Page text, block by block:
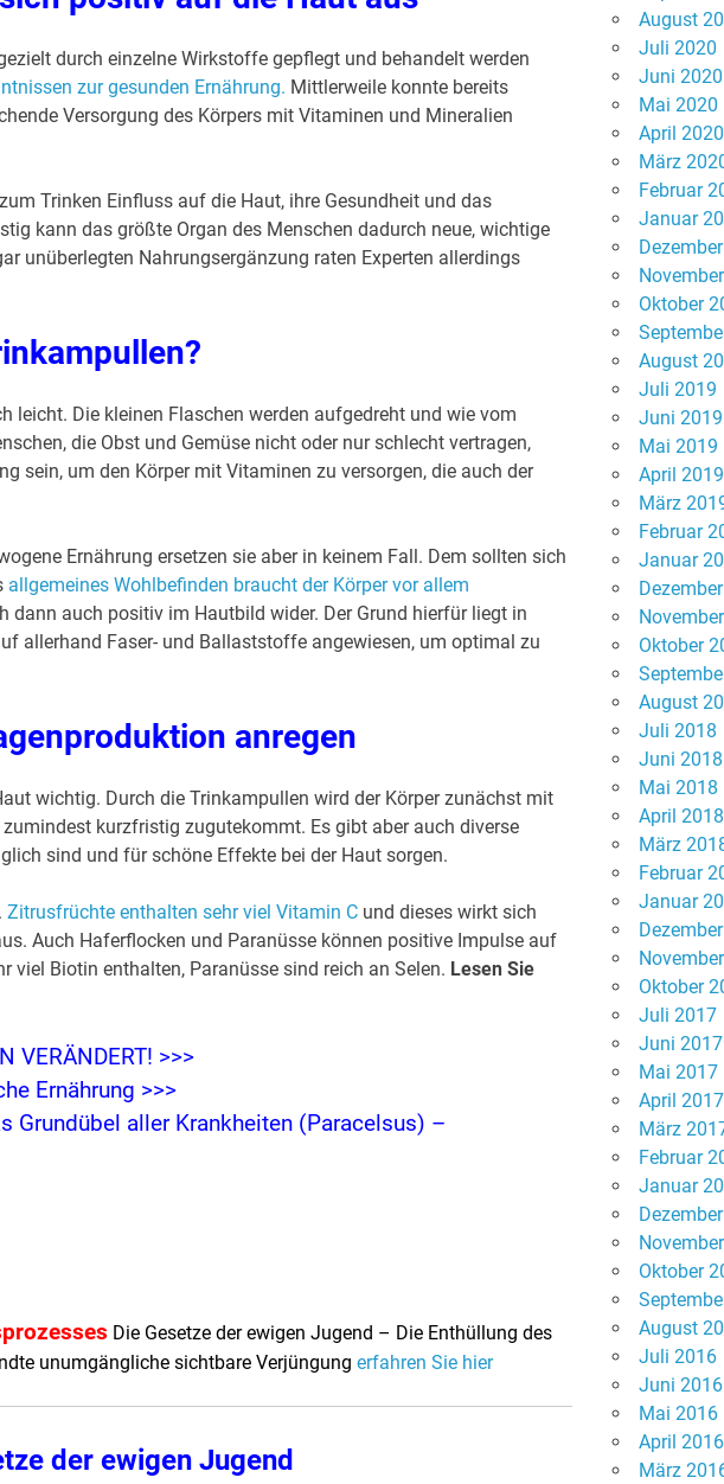
durch einzelne Wirkstoffe gepflegt und behandelt werden
zur gesunden Ernährung. Mittlerweile konnte bereits
Versorgung des Körpers mit Vitaminen und Mineralien
Trinken Einfluss auf die Haut, ihre Gesundheit und das
kann das größte Organ des Menschen dadurch neue, wichtige
unüberlegten Nahrungsergänzung raten Experten allerdings
leicht. Die kleinen Flaschen werden aufgedreht und wie vom
die Obst und Gemüse nicht oder nur schlecht vertragen,
sein, um den Körper mit Vitaminen zu versorgen, die auch der
Ernährung ersetzen sie aber in keinem Fall. Dem sollten sich
allgemeines Wohlbefinden braucht der Körper vor allem
dann auch positiv im Hautbild wider. Der Grund hierfür liegt in
allerhand Faser- und Ballaststoffe angewiesen, um optimal zu
anregen
wichtig. Durch die Trinkampullen wird der Körper zunächst mit
kurzfristig zugutekommt. Es gibt aber auch diverse
sind und für schöne Effekte bei der Haut sorgen.
Zitrusfrüchte enthalten sehr viel Vitamin Cund dieses wirkt sich
Auch Haferflocken und Paranüsse können positive Impulse auf
viel Biotin enthalten, Paranüsse sind reich an Selen. Lesen Sie
VERÄNDERT! >>>
Ernährung >>>
Grundübel aller Krankheiten (Paracelsus) –
Die Gesetze der ewigen Jugend – Die Enthüllung des
unumgängliche sichtbare Verjüngung erfahren Sie hier
der ewigen Jugend
August
Juli 2020
Juni 2020
Mai 2020
April 2020
März
Februar
Januar
Oktober
August
Juli 2019
Juni 2019
Mai 2019
April 2019
März
Februar
Januar
Oktober
August
Juli 2018
Juni 2018
Mai 2018
April 2018
März
Februar
Januar
Oktober
Juli 2017
Juni 2017
Mai 2017
April 2017
März
Februar
Januar
Oktober
August
Juli 2016
Juni 2016
Mai 2016
April 2016
März